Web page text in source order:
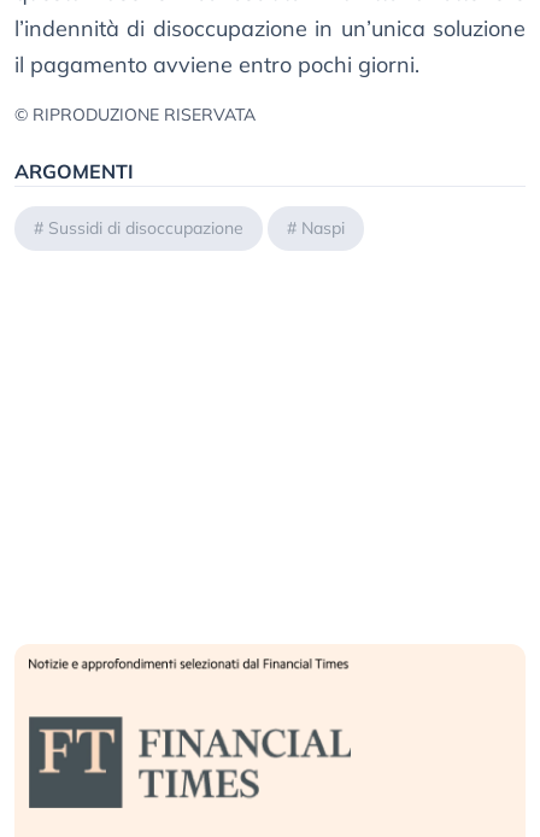
l’indennità di disoccupazione in un’unica soluzione
il pagamento avviene entro pochi giorni.
© RIPRODUZIONE RISERVATA
ARGOMENTI
# Sussidi di disoccupazione # Naspi